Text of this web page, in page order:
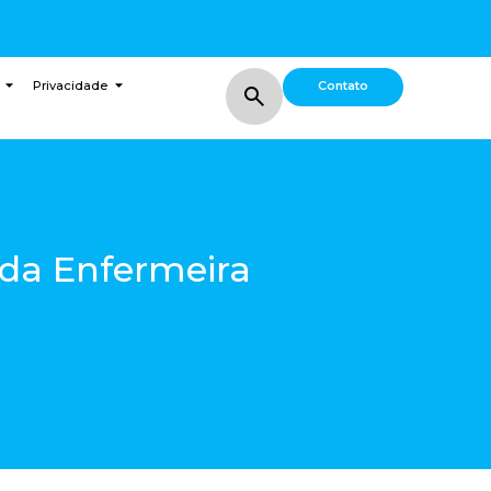
Privacidade Contato
Enfermeira